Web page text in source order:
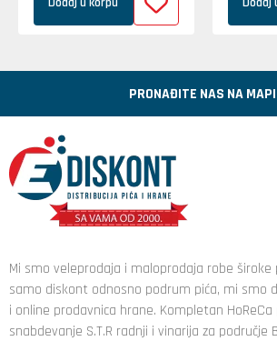
PRONAĐITE NAS NA MAPI
Mi smo veleprodaja i maloprodaja robe široke
samo diskont odnosno podrum pića, mi smo
i online prodavnica hrane. Kompletan
snabdevanje S.T.R radnji i vinarija za područje